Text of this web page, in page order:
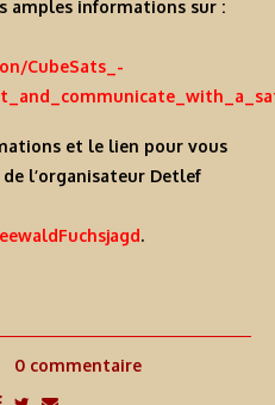
amples informations sur :
CubeSats_-
et le lien pour vous
de l’organisateur Detlef
.
0 commentaire